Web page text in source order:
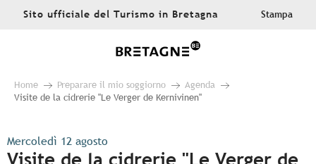
AllerSito ufficiale del Turismo in Bretagna Stampa
Home Preparare il mio soggiorno
Agenda
Visite de la cidrerie "Le Verger de Kernivinen"
Mercoledì 12 agosto